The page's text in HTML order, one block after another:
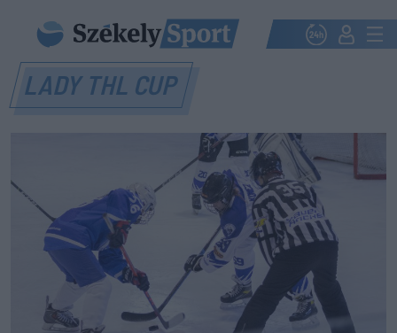
LADY THL CUP